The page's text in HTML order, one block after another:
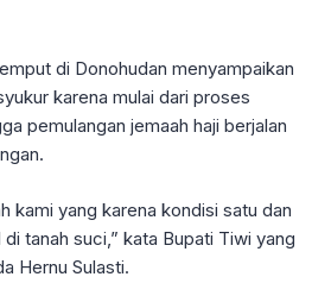
di Donohudan menyampaikan
karena mulai dari proses
pemulangan jemaah haji berjalan
kami yang karena kondisi satu dan
tanah suci,” kata Bupati Tiwi yang
Hernu Sulasti.